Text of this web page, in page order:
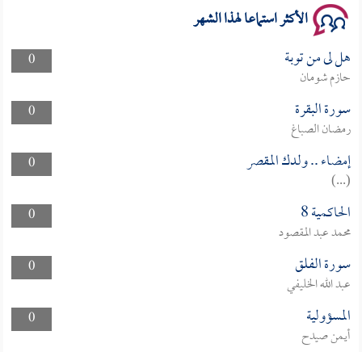
الأكثر استماعا لهذا الشهر
0 هل لى من توبة
حازم شومان
0
سورة البقرة
رمضان الصباغ
0
إمضاء .. ولدك المقصر
(...)
0
الحاكمية 8
محمد عبد المقصود
0
سورة الفلق
عبد الله الخليفي
0
المسؤولية
أيمن صيدح